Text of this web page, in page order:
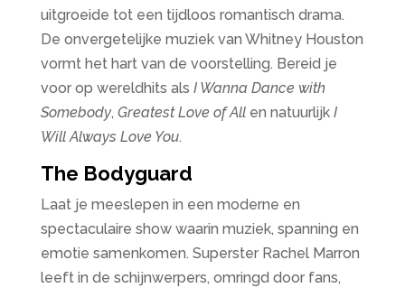
uitgroeide tot een tijdloos romantisch drama.
De onvergetelijke muziek van Whitney Houston
vormt het hart van de voorstelling. Bereid je
voor op wereldhits als I Wanna Dance with
Somebody, Greatest Love of Allen natuurlijk I
Will Always Love You.
The Bodyguard
Laat je meeslepen in een moderne en
spectaculaire show waarin muziek, spanning en
emotie samenkomen. Superster Rachel Marron
leeft in de schijnwerpers, omringd door fans,